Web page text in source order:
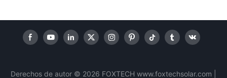
Derechos de autor © 2026 FOXTECH www.foxtechsolar.com